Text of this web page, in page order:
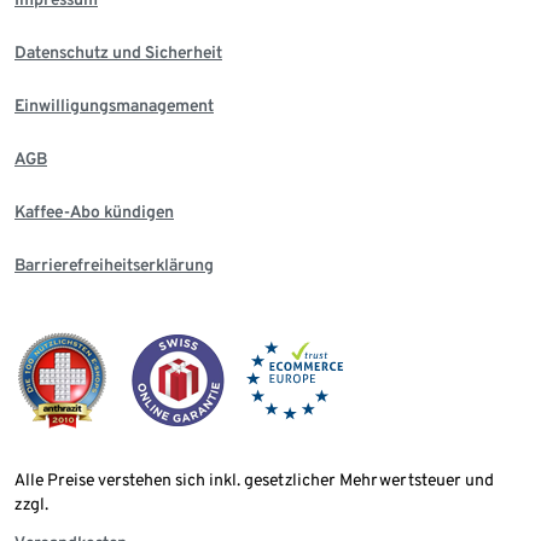
Datenschutz und Sicherheit
Einwilligungsmanagement
AGB
Kaffee-Abo kündigen
Barrierefreiheitserklärung
Alle Preise verstehen sich inkl. gesetzlicher Mehrwertsteuer und
zzgl.